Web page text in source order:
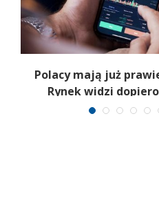
Polacy mają już
Rynek widzi